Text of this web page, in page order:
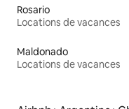
Rosario
Locations de vacances
Maldonado
Locations de vacances